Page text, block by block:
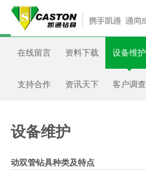
关于我们
公司简介
企业文化
企业资质
新闻中心
公司新闻
视频中心
生产控制
生产装备
质量控制
产品中心
非开挖类
潜孔钻类
销售服务
在线留言
资料下载
支持合作
人才招聘
人才理念
招聘职位
在线留言 资料下载 设备维护
支持合作 资讯天下 客户调查
设备维护
动双管钻具种类及特点